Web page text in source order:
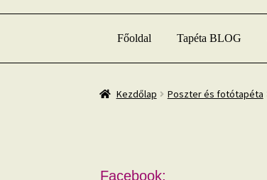
Főoldal Tapéta BLOG
Kezdőlap Poszter és fotótapéta
Facebook: